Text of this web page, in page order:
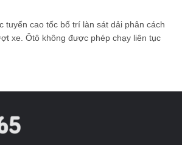
tuyến cao tốc bố trí làn sát dải phân cách
xe. Ôtô không được phép chạy liên tục